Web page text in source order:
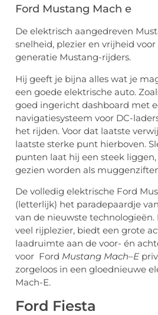
Ford Mustang Mach e
De elektrisch aangedreven
snelheid, plezier en vrijheid
generatie Mustang-rijders.
Hij geeft je bijna alles wat je
een goede elektrische auto.
goed ingericht dashboard met
navigatiesysteem voor DC-
het rijden. Voor dat laatste
laatste sterke punt hierboven.
punten laat hij een steek
gezien worden als
De volledig elektrische Ford
(letterlijk) het paradepaardje
van de nieuwste
veel rijplezier, biedt een grote
laadruimte aan de voor- én
voor Ford Mustang Mach–E
zorgeloos in een gloednieuwe
Mach-E.
Ford Fiesta